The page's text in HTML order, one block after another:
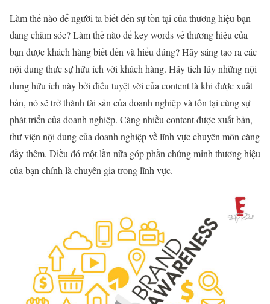
Làm thế nào để người ta biết đến sự tồn tại của thương hiệu bạn
đang chăm sóc? Làm thế nào để key words về thương hiệu của
bạn được khách hàng biết đến và hiểu đúng? Hãy sáng tạo ra các
nội dung thực sự hữu ích với khách hàng. Hãy tích lũy những nội
dung hữu ích này bởi điều tuyệt vời của content là khi được xuất
bản, nó sẽ trở thành tài sản của doanh nghiệp và tồn tại cùng sự
phát triển của doanh nghiệp. Càng nhiều content được xuất bản,
thư viện nội dung của doanh nghiệp về lĩnh vực chuyên môn càng
đầy thêm. Điều đó một lần nữa góp phần chứng minh thương hiệu
của bạn chính là chuyên gia trong lĩnh vực.